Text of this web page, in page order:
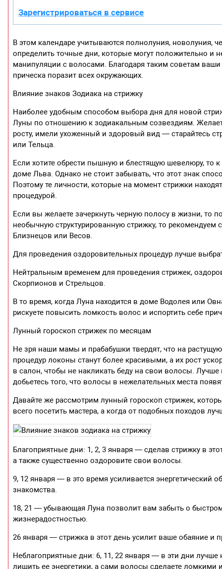
Зарегистрироваться в сервисе
В этом календаре учитываются полнолуния, новолуния,
определить точные дни, которые могут положительно и
манипуляции с волосами. Благодаря таким советам
прическа поразит всех окружающих.
Влияние знаков Зодиака на стрижку
Наиболее удобным способом выбора дня для новой
Луны по отношению к зодиакальным созвездиям.
росту, имели ухоженный и здоровый вид — старайтесь
или Тельца.
Если хотите обрести пышную и блестящую шевелюру, то
доме Льва. Однако не стоит забывать, что этот знак
Поэтому те личности, которые на момент стрижки
процедурой.
Если вы желаете зачеркнуть черную полосу в жизни, то
необычную структурированную стрижку, то рекомендуем
Близнецов или Весов.
Для проведения оздоровительных процедур лучше
Нейтральным временем для проведения стрижек,
Скорпионов и Стрельцов.
В то время, когда Луна находится в доме Водолея или
рискуете повысить ломкость волос и испортить себе
Лунный гороскоп стрижек по месяцам
Не зря наши мамы и прабабушки твердят, что на
процедур локоны станут более красивыми, а их рост
в салон, чтобы не накликать беду на свои волосы.
добьетесь того, что волосы в нежелательных места
Давайте же рассмотрим лунный гороскоп стрижек,
всего посетить мастера, а когда от подобных походов
Благоприятные дни: 1, 2, 3 января — сделав стрижку в
а также существенно оздоровите свои волосы.
9, 12 января — в это время усиливается
знакомства.
18, 21 — убывающая Луна позволит вам забыть о
жизнерадостностью.
26 января — стрижка в этот день усилит ваше обаяние и
Неблагоприятные дни: 6, 11, 22 января — в эти дни
лишить ее энергетики, а сами волосы сделаете ломкими